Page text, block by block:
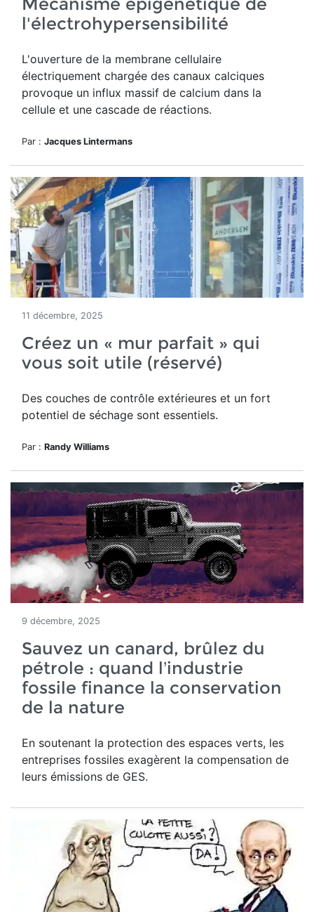
l'électrohypersensibilité
L'ouverture de la membrane cellulaire
électriquement chargée des canaux calciques
provoque un influx massif de calcium dans la
cellule et une cascade de réactions.
Par : Jacques Lintermans
11 décembre, 2025
Créez un « mur parfait » qui
vous soit utile (réservé)
Des couches de contrôle extérieures et un fort
potentiel de séchage sont essentiels.
Par : Randy Williams
9 décembre, 2025
Sauvez un canard, brûlez du
pétrole : quand l’industrie
fossile finance la conservation
de la nature
En soutenant la protection des espaces verts, les
entreprises fossiles exagèrent la compensation de
leurs émissions de GES.